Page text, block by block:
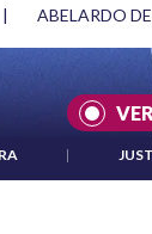
| ACUERDOS
|